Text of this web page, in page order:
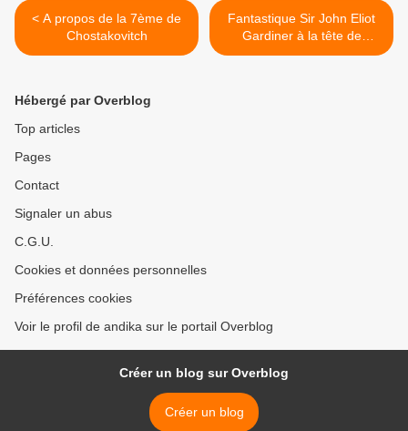
< A propos de la 7ème de
Chostakovitch
Fantastique Sir John Eliot
Gardiner à la tête de
l'Orchestre Philharmonique
Hébergé par Overblog
Top articles
Pages
Contact
Signaler un abus
C.G.U.
Cookies et données personnelles
Préférences cookies
Voir le profil de andika sur le portail Overblog
Créer un blog sur Overblog
Créer un blog